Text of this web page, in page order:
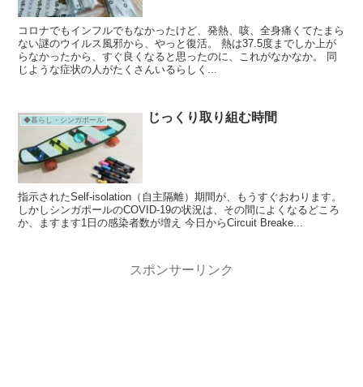
コロナでもインフルでもなかったけど、発熱、咳、全身痛くてたまら
ない謎のウイルス風邪から、やっと復活。 熱は37.5度までしか上が
らなかったから、すぐ良くなると思ったのに、これがなかなか。 同
じような症状の人がたくさんいるらしく...
◆暮らし・シンガポール じっくり取り組む時間
指示されたSelf-isolation（自主隔離）期間が、もうすぐおわります。
しかしシンガポールのCOVID-19の状況は、その間によくなるどころ
か、ますます1日の感染者数が増え 今日からCircuit Breake...
スポンサーリンク